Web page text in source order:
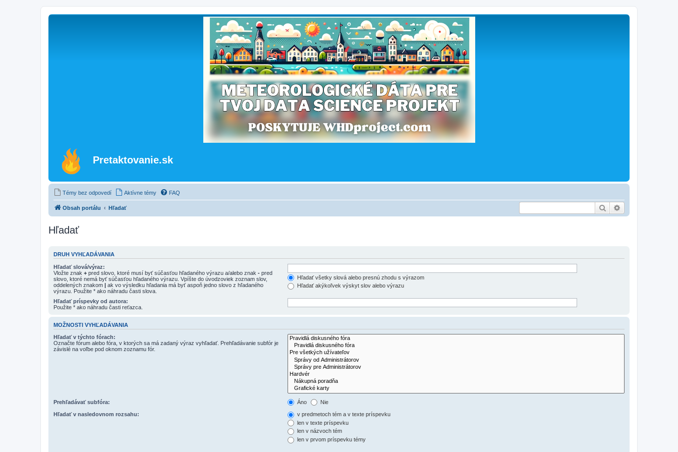
Pretaktovanie.sk
Témy bez odpovedí Aktívne témy FAQ
Obsah portálu Hľadať Hľadať
Hľadať
DRUH VYHĽADÁVANIA
Hľadať slová/výraz:
Vložte znak + pred slovo, ktoré musí byť súčasťou hľadaného výrazu a/alebo znak - pred
slovo, ktoré nemá byť súčasťou hľadaného výrazu. Vpíšte do úvodzoviek zoznam slov,
oddelených znakom | ak vo výsledku hľadania má byť aspoň jedno slovo z hľadaného
výrazu. Použite * ako náhradu časti slova.
Hľadať všetky slová alebo presnú zhodu s výrazom
Hľadať akýkoľvek výskyt slov alebo výrazu
Hľadať príspevky od autora:
Použite * ako náhradu časti reťazca.
MOŽNOSTI VYHĽADÁVANIA
Hľadať v týchto fórach:
Označte fórum alebo fóra, v ktorých sa má zadaný výraz vyhľadať. Prehľadávanie subfór je
závislé na voľbe pod oknom zoznamu fór.
Prehľadávať subfóra: Áno Nie
Hľadať v nasledovnom rozsahu:
v predmetoch tém a v texte príspevku
len v texte príspevku
len v názvoch tém
len v prvom príspevku témy